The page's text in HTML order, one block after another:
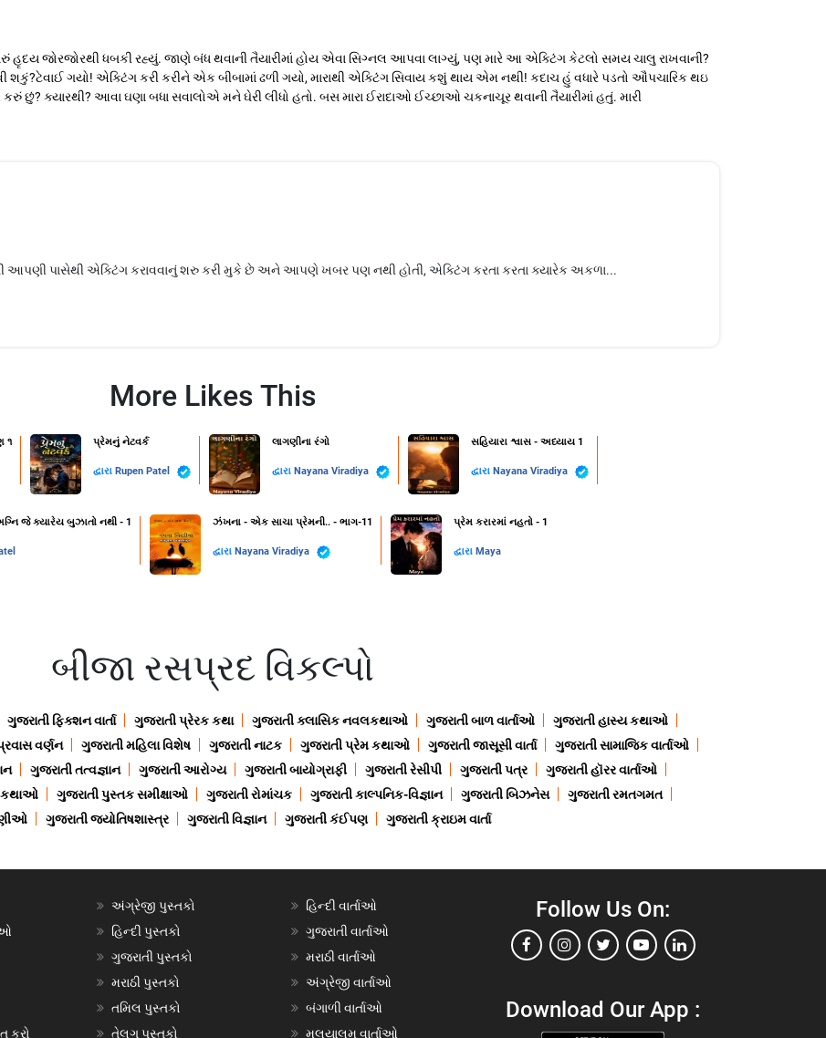
જોરજોરથી ધબકી રહ્યું. જાણે બંધ થવાની તૈયારીમાં હોય એવા સિગ્નલ આપવા લાગ્યું, પણ મારે આ એક્ટિંગ કેટલો સમય ચાલુ રાખવાની?
શકું?ટેવાઈ ગયો! એક્ટિંગ કરી કરીને એક બીબામાં ઢળી ગયો, મારાથી એક્ટિંગ સિવાય કશું થાય એમ નથી! કદાચ હું વધારે પડતો ઔપચારિક થઇ
ક્યારથી? આવા ઘણા બધા સવાલોએ મને ઘેરી લીધો હતો. બસ મારા ઈરાદાઓ ઈચ્છાઓ ચકનાચૂર થવાની તૈયારીમાં હતું. મારી
આપણી પાસેથી એક્ટિંગ કરાવવાનું શરુ કરી મુકે છે અને આપણે ખબર પણ નથી હોતી, એક્ટિંગ કરતા કરતા ક્યારેક અકળા...
More Likes This
૧ પ્રેમનું નેટવર્ક
દ્વારા Rupen Patel
લાગણીના રંગો
દ્વારા Nayana Viradiya
સહિયારા શ્વાસ - અધ્યાય 1
દ્વારા Nayana Viradiya
જે ક્યારેય બુઝાતો નથી - 1 ઝંખના - એક સાચા પ્રેમની.. - ભાગ-11
દ્વારા Nayana Viradiya
પ્રેમ કરારમાં નહતો - 1
દ્વારા Maya
બીજા રસપ્રદ વિકલ્પો
ગુજરાતી ફિક્શન વાર્તા ગુજરાતી પ્રેરક કથા ગુજરાતી ક્લાસિક નવલકથાઓ ગુજરાતી બાળ વાર્તાઓ
ગુજરાતી હાસ્ય કથાઓ
વર્ણન ગુજરાતી મહિલા વિશેષ ગુજરાતી નાટક ગુજરાતી પ્રેમ કથાઓ ગુજરાતી જાસૂસી વાર્તા
ગુજરાતી સામાજિક વાર્તાઓ
ગુજરાતી તત્વજ્ઞાન ગુજરાતી આરોગ્ય ગુજરાતી બાયોગ્રાફી ગુજરાતી રેસીપી ગુજરાતી પત્ર
ગુજરાતી હૉરર વાર્તાઓ
કથાઓ ગુજરાતી પુસ્તક સમીક્ષાઓ ગુજરાતી રોમાંચક ગુજરાતી કાલ્પનિક-વિજ્ઞાન ગુજરાતી બિઝનેસ
ગુજરાતી રમતગમત
ગુજરાતી જ્યોતિષશાસ્ત્ર ગુજરાતી વિજ્ઞાન ગુજરાતી કંઈપણ ગુજરાતી ક્રાઇમ વાર્તા
કરો
અંગ્રેજી પુસ્તકો
હિન્દી પુસ્તકો
ગુજરાતી પુસ્તકો
મરાઠી પુસ્તકો
તમિલ પુસ્તકો
તેલુગુ પુસ્તકો
હિન્દી વાર્તાઓ
ગુજરાતી વાર્તાઓ
મરાઠી વાર્તાઓ
અંગ્રેજી વાર્તાઓ
બંગાળી વાર્તાઓ
મલયાલમ વાર્તાઓ
Follow Us On:
Download Our App :